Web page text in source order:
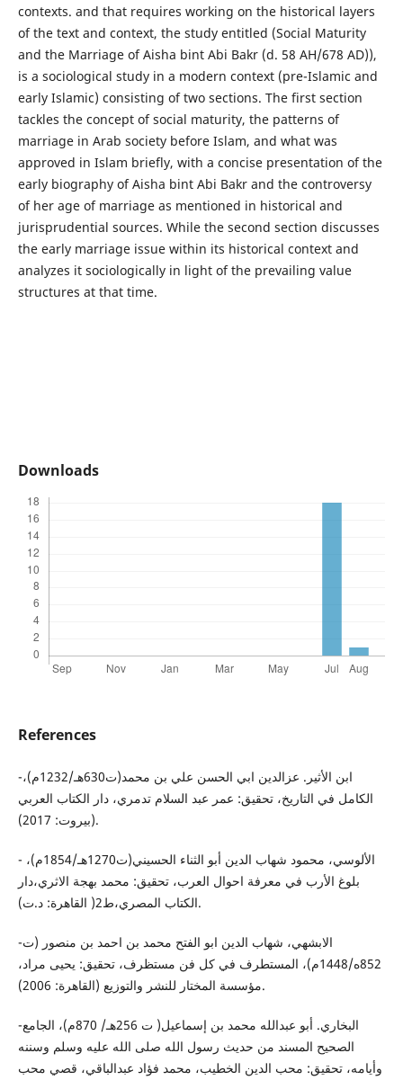
contexts. and that requires working on the historical layers
of the text and context, the study entitled (Social Maturity
and the Marriage of Aisha bint Abi Bakr (d. 58 AH/678 AD)),
is a sociological study in a modern context (pre-Islamic and
early Islamic) consisting of two sections. The first section
tackles the concept of social maturity, the patterns of
marriage in Arab society before Islam, and what was
approved in Islam briefly, with a concise presentation of the
early biography of Aisha bint Abi Bakr and the controversy
of her age of marriage as mentioned in historical and
jurisprudential sources. While the second section discusses
the early marriage issue within its historical context and
analyzes it sociologically in light of the prevailing value
structures at that time.
Downloads
References
-ابن الأثير. عزالدين ابي الحسن علي بن محمد(ت630هـ/1232م)،
الكامل في التاريخ، تحقيق: عمر عبد السلام تدمري، دار الكتاب العربي
(بيروت: 2017).
- الألوسي، محمود شهاب الدين أبو الثناء الحسيني(ت1270هـ/1854م)،
بلوغ الأرب في معرفة احوال العرب، تحقيق: محمد بهجة الاثري،دار
الكتاب المصري،ط2( القاهرة: د.ت).
-الابشهي، شهاب الدين ابو الفتح محمد بن احمد بن منصور (ت
852ه/1448م)، المستطرف في كل فن مستظرف، تحقيق: يحيى مراد،
مؤسسة المختار للنشر والتوزيع (القاهرة: 2006).
-البخاري. أبو عبدالله محمد بن إسماعيل( ت 256هـ/ 870م)، الجامع
الصحيح المسند من حديث رسول الله صلى الله عليه وسلم وسننه
وأيامه، تحقيق: محب الدين الخطيب، محمد فؤاد عبدالباقي، قصي محب